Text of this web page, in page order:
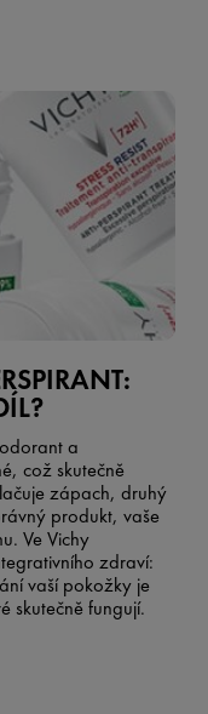
a
což skutečně
zápach, druhý
produkt, vaše
Ve Vichy
zdraví:
vaší pokožky je
skutečně fungují.